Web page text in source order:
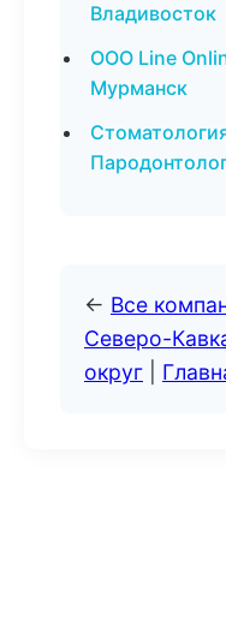
Владивосток
ООО Line
Мурманск
← Все
Северо-
округ